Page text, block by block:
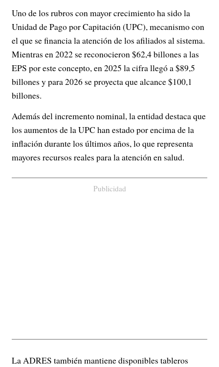
Uno de los rubros con mayor crecimiento ha sido la
Unidad de Pago por Capitación (UPC), mecanismo con
el que se financia la atención de los afiliados al sistema.
Mientras en 2022 se reconocieron $62,4 billones a las
EPS por este concepto, en 2025 la cifra llegó a $89,5
billones y para 2026 se proyecta que alcance $100,1
billones.
Además del incremento nominal, la entidad destaca que
los aumentos de la UPC han estado por encima de la
inflación durante los últimos años, lo que representa
mayores recursos reales para la atención en salud.
Publicidad
La ADRES también mantiene disponibles tableros